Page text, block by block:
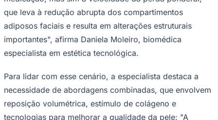
Goiás
medicação, mas sim à velocidade da perda ponderal,
que leva à redução abrupta dos compartimentos
adiposos faciais e resulta em alterações estruturais
importantes", afirma Daniela Moleiro, biomédica
Para lidar com esse cenário, a especialista destaca a
necessidade de abordagens combinadas, que envolvem
reposição volumétrica, estímulo de colágeno e